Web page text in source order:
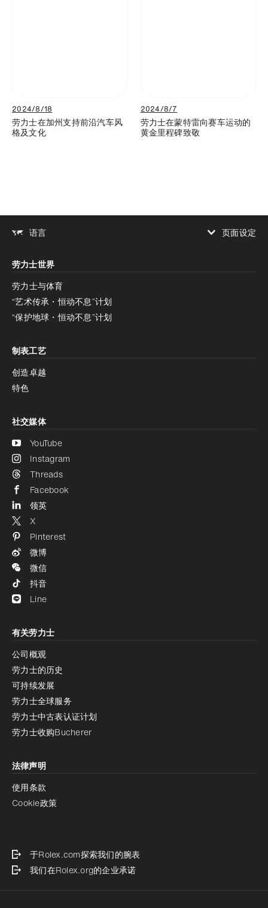
2024/8/18
劳力士在加州支持前沿汽车风
格及文化
2024/8/7
劳力士在蒙特雷向赛车运动的
黄金里程碑致敬
语言
页面设定
增加对比度
停用
减少动画
减少动画
停用
劳力士世界
劳力士与体育
“艺术传承・恒动不息”计划
“保护地球・恒动不息”计划
制表工艺
创造卓越
特色
社交媒体
YouTube
Instagram
Threads
Facebook
领英
X
Pinterest
微博
微信
抖音
Line
有关劳力士
公司概观
劳力士的历史
可持续发展
劳力士全球服务
劳力士中古表认证计划
劳力士收购Bucherer
法律声明
使用条款
Cookie政策
于Rolex.com探索我们的腕表
我们在Rolex.org的企业承诺